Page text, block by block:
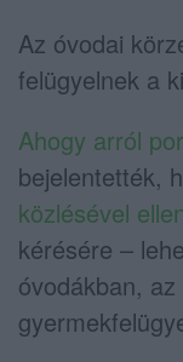
Az óvodai
felügyelnek a
Ahogy arról
bejelentették,
közlésével
kérésére –
óvodákban,